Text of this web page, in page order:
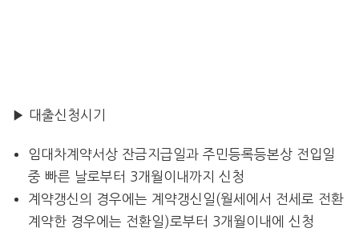
▶ 대출신청시기
임대차계약서상 잔금지급일과 주민등록등본상 전입일
중 빠른 날로부터 3개월이내까지 신청
계약갱신의 경우에는 계약갱신일(월세에서 전세로 전환
계약한 경우에는 전환일)로부터 3개월이내에 신청